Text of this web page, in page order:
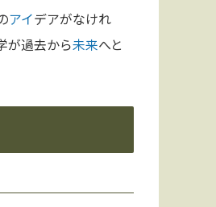
アイデアがなけれ
が過去から未来へと